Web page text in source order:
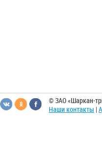
© ЗАО «Шаркан-
Наши контакты |